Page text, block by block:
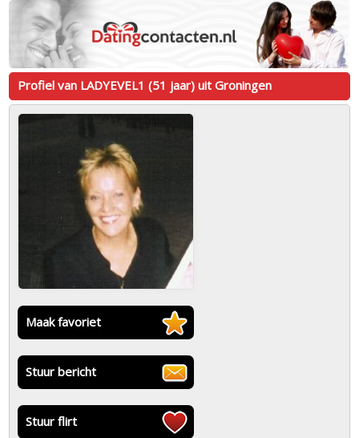
Profiel van LADYEVEL1 (51 jaar) uit Groningen
Maak favoriet
Stuur bericht
Stuur flirt